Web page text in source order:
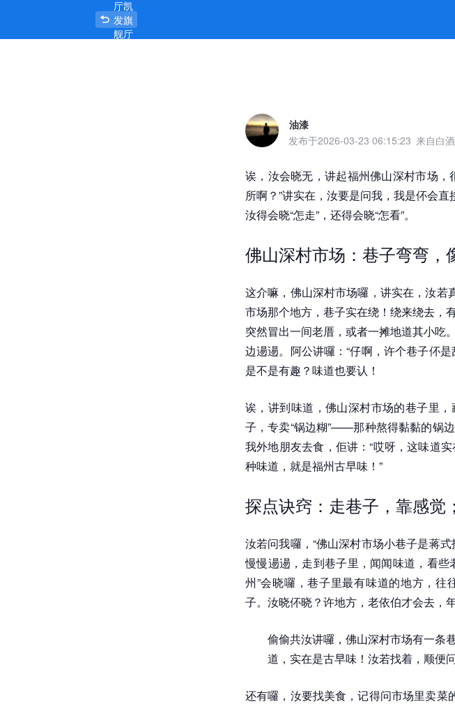
佛山深村市场小巷子在哪里，巷子弯弯藏秘密 -凯发
厅凯
发旗
舰厅
油漆
发布于2026-03-23 06:15:23 来自白
诶，汝会晓无，讲起福州佛山深村市场
所啊？”讲实在，汝要是问我，我是伓会直
汝得会晓“怎走”，还得会晓“怎看”。
佛山深村市场：巷子弯弯，
这介嘛，佛山深村市场囉，讲实在，汝若
市场那个地方，巷子实在绕！绕来绕去，
突然冒出一间老厝，或者一摊地道其小吃
边逿逿。阿公讲囉：“仔啊，许个巷子伓
是不是有趣？味道也要认！
诶，讲到味道，佛山深村市场的巷子里
子，专卖“锅边糊”——那种熬得黏黏的锅
我外地朋友去食，佢讲：“哎呀，这味道
种味道，就是福州古早味！”
探点诀窍：走巷子，靠感觉
汝若问我囉，“佛山深村市场小巷子是蒋
慢慢逿逿，走到巷子里，闻闻味道，看
州”会晓囉，巷子里最有味道的地方，
子。汝晓伓晓？许地方，老依伯才会去，
偷偷共汝讲囉，佛山深村市场有一条
道，实在是古早味！汝若找着，顺便
还有囉，汝要找美食，记得问市场里卖菜